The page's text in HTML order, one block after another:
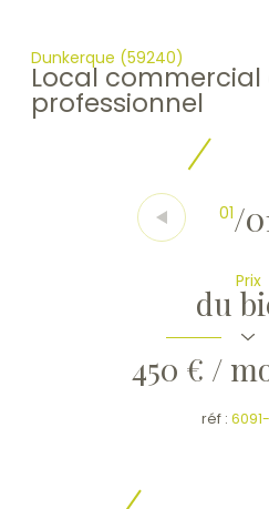
Dunkerque (59240)
Local commercial
professionnel
01/
Prix
du
450 € /
réf :